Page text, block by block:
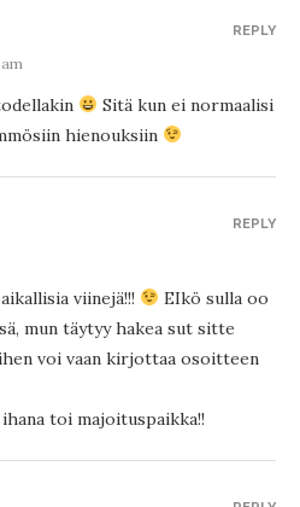
am
Sitä kun ei normaalisi
hienouksiin
REPLY
viinejä!!!
EIkö sulla oo
mun täytyy hakea sut sitte
voi vaan kirjottaa osoitteen
toi majoituspaikka!!
REPLY